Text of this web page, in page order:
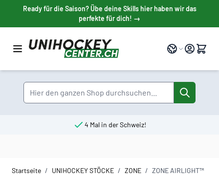
Direkt zum Inhalt
Ready für die Saison? Übe deine Skills hier haben wir das
perfekte für dich! →
Sprache
Suche
4 Mal in der Schweiz!
Startseite / UNIHOCKEY STÖCKE / ZONE / ZONE AIRLIGHT™